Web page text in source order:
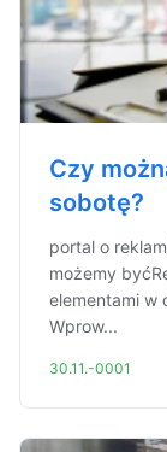
Czy
sobotę?
portal o
możemy
elementami w
Wprow...
30.11.-0001